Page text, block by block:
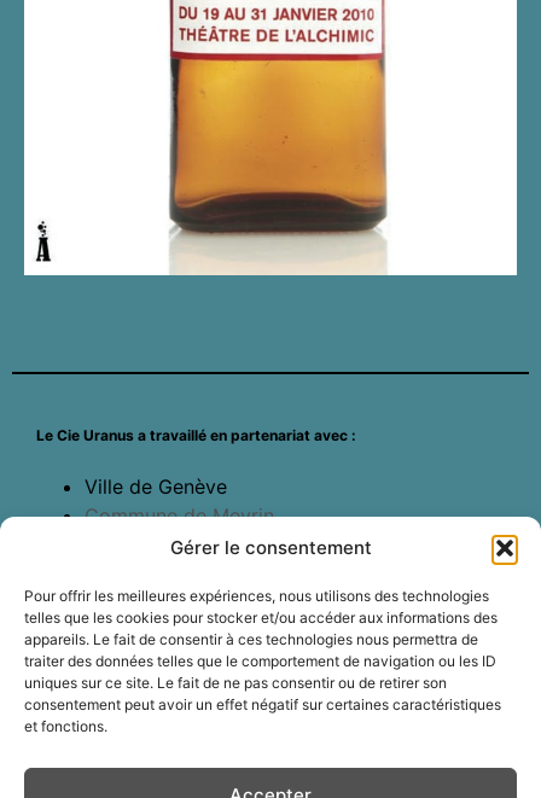
Gérer le consentement
Pour offrir les meilleures expériences, nous utilisons des technologies
telles que les cookies pour stocker et/ou accéder aux informations des
appareils. Le fait de consentir à ces technologies nous permettra de
traiter des données telles que le comportement de navigation ou les ID
uniques sur ce site. Le fait de ne pas consentir ou de retirer son
consentement peut avoir un effet négatif sur certaines caractéristiques
et fonctions.
Le Cie Uranus a travaillé en partenariat avec :
Ville de Genève
Commune de Meyrin
Les Francophonies,des écritures à la scène – Limoges
​Besoin de plus d'informations?
​N’hésitez pas ànous contacter
Inscrivez-vous à la Newsletter pour être tenu au courant de nos
activités !
Email